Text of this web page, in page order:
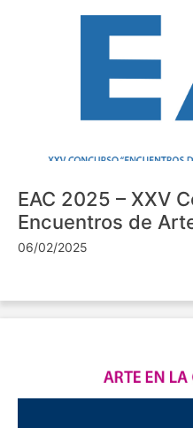
EAC 2025 – XXV
Encuentros de
06/02/2025